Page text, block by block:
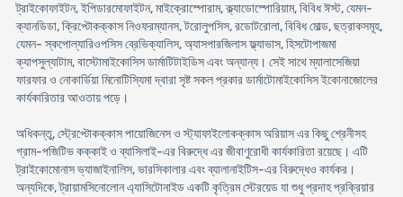
ট্রাইকোফাইটন, ইপিডারমোফাইটন, মাইক্রোস্পোরাম, ক্ল্যাডোস্পোরিয়াম, বিবিধ ঈস্ট, যেমন-
ক্যানডিডা, ক্রিপ্টোকক্কাস নিওফরম্যানস, টরোলুপসিস, রডোটরোলা, বিবিধ মোল্ড, ছত্রাকসমূহ,
যেমন- স্কপোল্যারিওপসিস ব্রেভিক্যালিস, অ্যাসপারজিলাস ফ্ল্যাভাস, হিসটোপাজমা
ক্যাপসুল্যাটাম, বাস্টোমাইকোসিস ডার্মাটিটাইডিস এবং অন্যান্য। সেই সাথে ম্যালাসেজিয়া
ফারফার ও নোকার্ডিয়া মিনোটিস্যিমা দ্বারা সৃষ্ট সকল প্রকার ডার্মাটোমাইকোসিস ইকোনাজোলের
কার্যকারিতার আওতায় পড়ে।
অধিকন্তু, স্ট্রেপ্টোকক্কাস পায়োজিনেস ও স্ট্যাফাইলোকক্কাস অরিয়াস এর কিছু শ্রেনীসহ
গ্রাম-পজিটিভ কক্কাই ও ব্যাসিলাই-এর বিরুদ্ধে এর জীবাণুরোধী কার্যকারিতা রয়েছে। এটি
ট্রাইকোমোনাস ভ্যাজাইনালিস, ভারসিকালার এবং ব্যালানাইটিস-এর বিরুদ্ধেও কার্যকর।
অন্যদিকে, ট্রায়ামসিনোলোন এ্যাসিটোনাইড একটি কৃত্রিম স্টেরয়েড যা শুধু প্রদাহ প্রক্রিয়ার